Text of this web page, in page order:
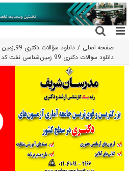
رفتن
به
محتوا
صفحه اصلی دانلود سؤالات دکتری 99 ,
دانلود سوالات دکتری 99 زمین‌شناسی نفت کد 2202